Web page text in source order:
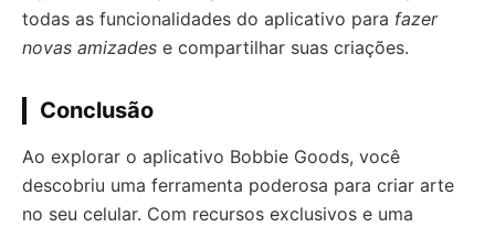
todas as funcionalidades do aplicativo para fazer
novas amizades e compartilhar suas criações.
Conclusão
Ao explorar o aplicativo Bobbie Goods, você
descobriu uma ferramenta poderosa para criar arte
no seu celular. Com recursos exclusivos e uma